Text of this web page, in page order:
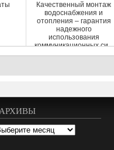
Качественный монтаж
водоснабжения и
отопления – гарантия
надежного
использования
коммуникационных си...